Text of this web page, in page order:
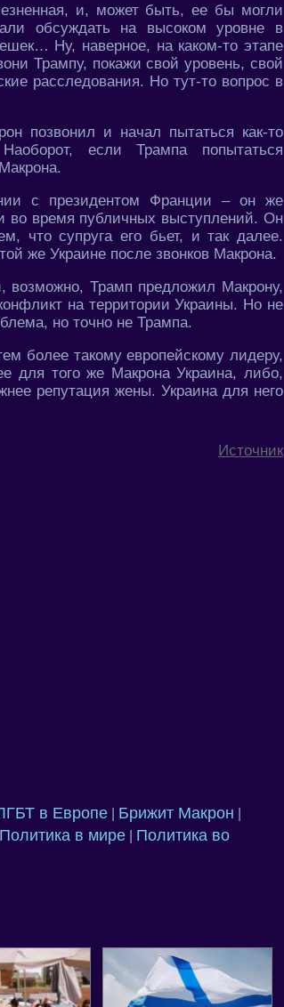
и, может быть, ее бы могли
обсуждать на высоком уровне в
Ну, наверное, на каком-то этапе
Трампу, покажи свой уровень, свой
расследования. Но тут-то вопрос в
позвонил и начал пытаться как-то
если Трампа попытаться
с президентом Франции – он же
во время публичных выступлений. Он
что супруга его бьет, и так далее.
же Украине после звонков Макрона.
возможно, Трамп предложил Макрону,
на территории Украины. Но не
но точно не Трампа.
более такому европейскому лидеру,
для того же Макрона Украина, либо,
репутация жены. Украина для него
Источник
в Европе Брижит Макрон
Политика в мире
Политика во